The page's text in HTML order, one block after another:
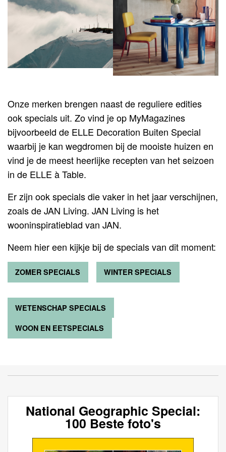
Onze merken brengen naast de reguliere edities
ook specials uit. Zo vind je op MyMagazines
bijvoorbeeld de ELLE Decoration Buiten Special
waarbij je kan wegdromen bij de mooiste huizen en
vind je de meest heerlijke recepten van het seizoen
in de ELLE à Table.
Er zijn ook specials die vaker in het jaar verschijnen,
zoals de JAN Living. JAN Living is het
wooninspiratieblad van JAN.
Neem hier een kijkje bij de specials van dit moment:
ZOMER SPECIALS WINTER SPECIALS
WETENSCHAP SPECIALS
WOON EN EETSPECIALS
National Geographic Special:
100 Beste foto's